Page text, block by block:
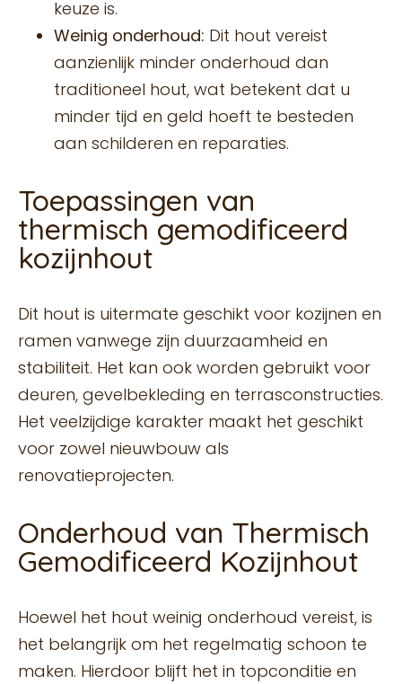
keuze is.
Weinig onderhoud: Dit hout vereist
aanzienlijk minder onderhoud dan
traditioneel hout, wat betekent dat u
minder tijd en geld hoeft te besteden
aan schilderen en reparaties.
Toepassingen van
thermisch gemodificeerd
kozijnhout
Dit hout is uitermate geschikt voor kozijnen en
ramen vanwege zijn duurzaamheid en
stabiliteit. Het kan ook worden gebruikt voor
deuren, gevelbekleding en terrasconstructies.
Het veelzijdige karakter maakt het geschikt
voor zowel nieuwbouw als
renovatieprojecten.
Onderhoud van Thermisch
Gemodificeerd Kozijnhout
Hoewel het hout weinig onderhoud vereist, is
het belangrijk om het regelmatig schoon te
maken. Hierdoor blijft het in topconditie en